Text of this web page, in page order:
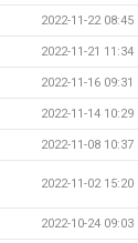
2022-11-22 08:45
2022-11-21 11:34
2022-11-16 09:31
2022-11-14 10:29
2022-11-08 10:37
2022-11-02 15:20
2022-10-24 09:03